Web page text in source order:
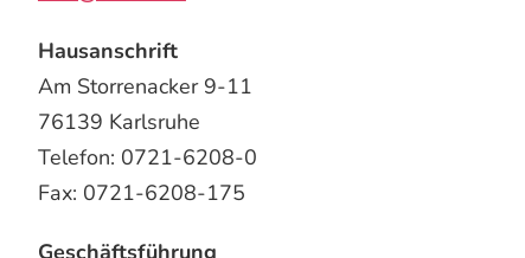
JOBS
Hausanschrift
Am Storrenacker 9-11
76139 Karlsruhe
Telefon: 0721-6208-0
Fax: 0721-6208-175
Geschäftsführung